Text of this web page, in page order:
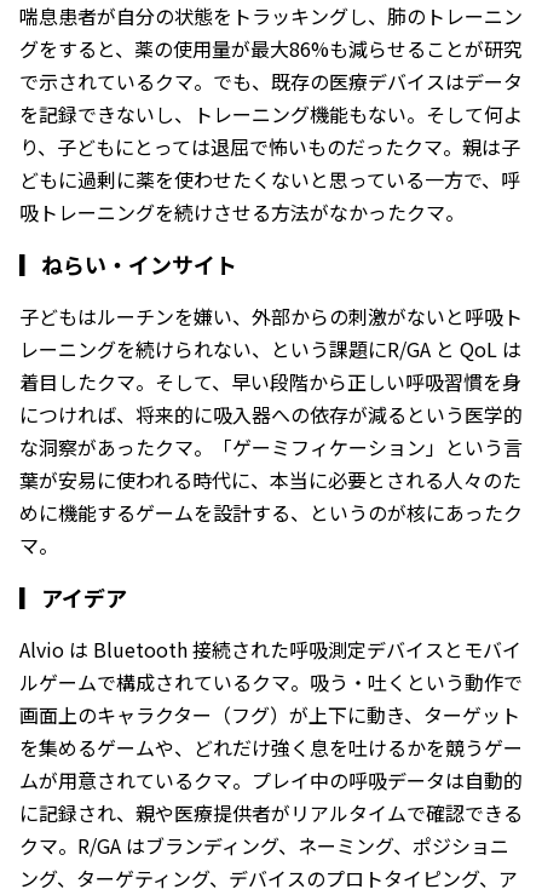
喘息患者が自分の状態をトラッキングし、肺のトレーニン
グをすると、薬の使用量が最大86%も減らせることが研究
で示されているクマ。でも、既存の医療デバイスはデータ
を記録できないし、トレーニング機能もない。そして何よ
り、子どもにとっては退屈で怖いものだったクマ。親は子
どもに過剰に薬を使わせたくないと思っている一方で、呼
吸トレーニングを続けさせる方法がなかったクマ。
▎ ねらい・インサイト
子どもはルーチンを嫌い、外部からの刺激がないと呼吸ト
レーニングを続けられない、という課題にR/GA と QoL は
着目したクマ。そして、早い段階から正しい呼吸習慣を身
につければ、将来的に吸入器への依存が減るという医学的
な洞察があったクマ。「ゲーミフィケーション」という言
葉が安易に使われる時代に、本当に必要とされる人々のた
めに機能するゲームを設計する、というのが核にあったク
マ。
▎ アイデア
Alvio は Bluetooth 接続された呼吸測定デバイスとモバイ
ルゲームで構成されているクマ。吸う・吐くという動作で
画面上のキャラクター（フグ）が上下に動き、ターゲット
を集めるゲームや、どれだけ強く息を吐けるかを競うゲー
ムが用意されているクマ。プレイ中の呼吸データは自動的
に記録され、親や医療提供者がリアルタイムで確認できる
クマ。R/GA はブランディング、ネーミング、ポジショニ
ング、ターゲティング、デバイスのプロトタイピング、ア